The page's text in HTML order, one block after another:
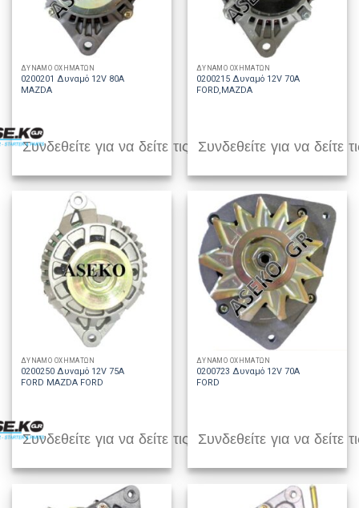
ΔΥΝΑΜΟ ΟΧΗΜΑΤΩΝ
0200201 Δυναμό 12V 80A
MAZDA
Συνδεθείτε για να δείτε τις τιμές
ΔΥΝΑΜΟ ΟΧΗΜΑΤΩΝ
0200215 Δυναμό 12V 70A
FORD,MAZDA
Συνδεθείτε για να δείτε
ΔΥΝΑΜΟ ΟΧΗΜΑΤΩΝ
0200250 Δυναμό 12V 75A
FORD MAZDA FORD
Συνδεθείτε για να δείτε τις τιμές
ΔΥΝΑΜΟ ΟΧΗΜΑΤΩΝ
0200723 Δυναμό 12V 70A
FORD
Συνδεθείτε για να δείτε